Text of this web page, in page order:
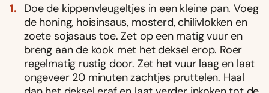
Doe de kippenvleugeltjes in een kleine pan. Voeg
de honing, hoisinsaus, mosterd, chilivlokken en
zoete sojasaus toe. Zet op een matig vuur en
breng aan de kook met het deksel erop. Roer
regelmatig rustig door. Zet het vuur laag en laat
ongeveer 20 minuten zachtjes pruttelen. Haal